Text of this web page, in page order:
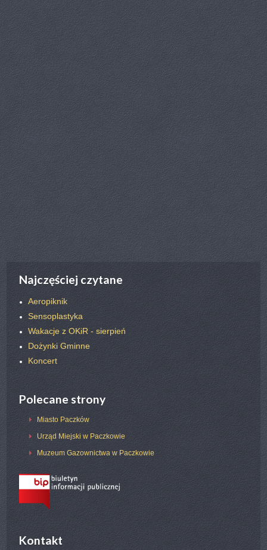
poprz. nast.
Najczęściej czytane
Aeropiknik
Sensoplastyka
Wakacje z OKiR - sierpień
Dożynki Gminne
Koncert
Polecane strony
Miasto Paczków
Urząd Miejski w Paczkowie
Muzeum Gazownictwa w Paczkowie
Kontakt